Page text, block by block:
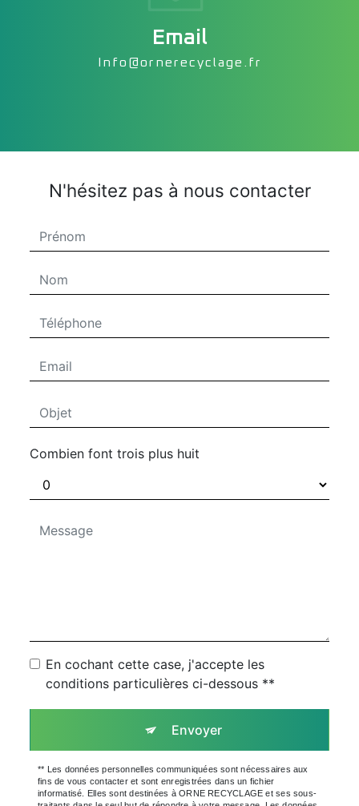
Email
info@ornerecyclage.fr
N'hésitez pas à nous contacter
Combien font trois plus huit
En cochant cette case, j'accepte les
conditions particulières ci-dessous **
Envoyer
** Les données personnelles communiquées sont nécessaires aux
fins de vous contacter et sont enregistrées dans un fichier
informatisé. Elles sont destinées à ORNE RECYCLAGE et ses sous-